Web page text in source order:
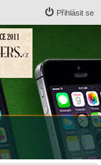
Přihlásit se